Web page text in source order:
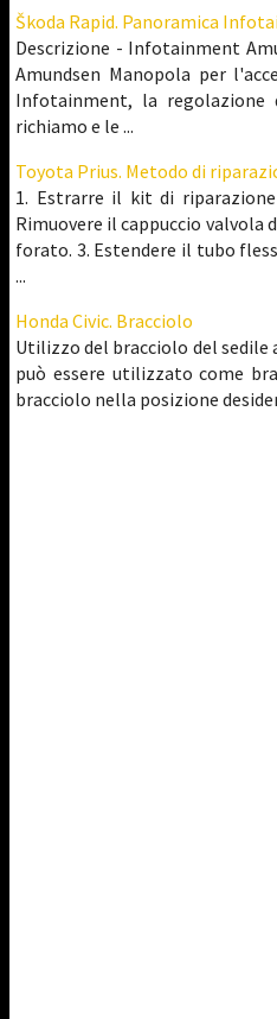
Škoda Rapid. Panoramica
Descrizione - Infotainment
Amundsen Manopola per
Infotainment, la regolazione
richiamo e le ...
Toyota Prius. Metodo di
1. Estrarre il kit di
Rimuovere il cappuccio valvola
forato. 3. Estendere il tubo
...
Honda Civic. Bracciolo
Utilizzo del bracciolo del
può essere utilizzato come
bracciolo nella posizione